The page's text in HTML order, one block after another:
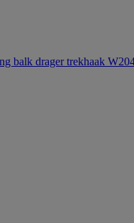
balk drager trekhaak